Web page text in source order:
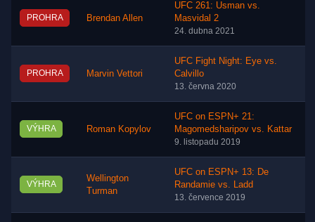
PROHRA Brendan Allen
UFC 261: Usman vs.
Masvidal 2
24. dubna 2021
PROHRA Marvin Vettori
UFC Fight Night: Eye vs.
Calvillo
13. června 2020
VÝHRA Roman Kopylov
UFC on ESPN+ 21:
Magomedsharipov vs. Kattar
9. listopadu 2019
VÝHRA
Wellington
Turman
UFC on ESPN+ 13: De
Randamie vs. Ladd
13. července 2019